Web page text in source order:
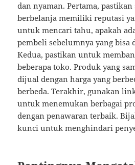
dan nyaman. Pertama,
berbelanja memiliki reputasi
untuk mencari tahu, apakah
pembeli sebelumnya yang bisa
Kedua, pastikan untuk
beberapa toko. Produk yang
dijual dengan harga yang
berbeda. Terakhir, gunakan
untuk menemukan berbagai
dengan penawaran terbaik.
kunci untuk menghindari